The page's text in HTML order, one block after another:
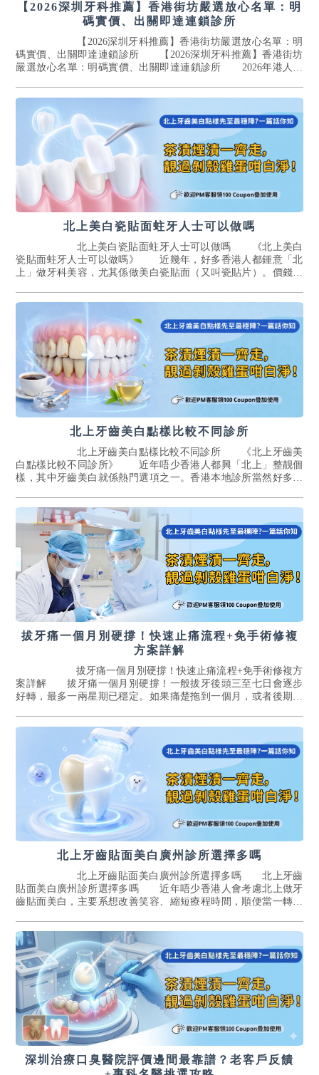
【2026深圳牙科推薦】香港街坊嚴選放心名單：明
碼實價、出關即達連鎖診所
【2026深圳牙科推薦】香港街坊嚴選放心名單：明
碼實價、出關即達連鎖診所 【2026深圳牙科推薦】香港街坊
嚴選放心名單：明碼實價、出關即達連鎖診所 2026年港人北
北上美白瓷貼面蛀牙人士可以做嗎
北上美白瓷貼面蛀牙人士可以做嗎 《北上美白
瓷貼面蛀牙人士可以做嗎》 近幾年，好多香港人都鍾意「北
上」做牙科美容，尤其係做美白瓷貼面（又叫瓷貼片）。價錢相
北上牙齒美白點樣比較不同診所
北上牙齒美白點樣比較不同診所 《北上牙齒美
白點樣比較不同診所》 近年唔少香港人都興「北上」整靓個
樣，其中牙齒美白就係熱門選項之一。香港本地診所當然好多選
拔牙痛一個月別硬撐！快速止痛流程+免手術修複
方案詳解
拔牙痛一個月別硬撐！快速止痛流程+免手術修複方
案詳解 拔牙痛一個月別硬撐！一般拔牙後頭三至七日會逐步
好轉，最多一兩星期已穩定。如果痛楚拖到一個月，或者後期越
北上牙齒貼面美白廣州診所選擇多嗎
北上牙齒貼面美白廣州診所選擇多嗎 北上牙齒
貼面美白廣州診所選擇多嗎 近年唔少香港人會考慮北上做牙
齒貼面美白，主要系想改善笑容、縮短療程時間，順便當一轉短
深圳治療口臭醫院評價邊間最靠譜？老客戶反饋